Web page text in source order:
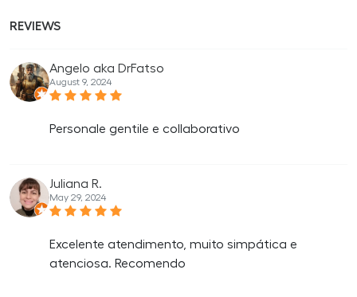
REVIEWS
Angelo aka DrFatso
August 9, 2024
Personale gentile e collaborativo
Juliana R.
May 29, 2024
Excelente atendimento, muito simpática e
atenciosa. Recomendo